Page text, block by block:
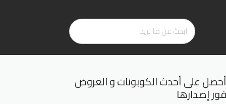
أحصل على أحدث الكوبونات و العروض
فور إصدارها